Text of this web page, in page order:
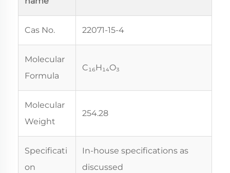
Cas No. 22071-15-4
Molecular
Formula
C₁₆H₁₄O₃
Molecular
Weight
254.28
Specificati
on
In-house specifications as
discussed